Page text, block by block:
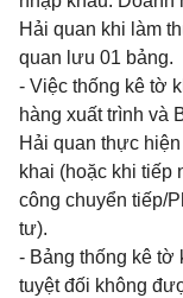
Hải quan khi làm
quan lưu 01 bảng.
- Việc thống kê tờ
hàng xuất trình và
Hải quan thực
khai (hoặc khi tiếp
công chuyển tiếp/
tư).
- Bảng thống kê tờ
tuyệt đối không